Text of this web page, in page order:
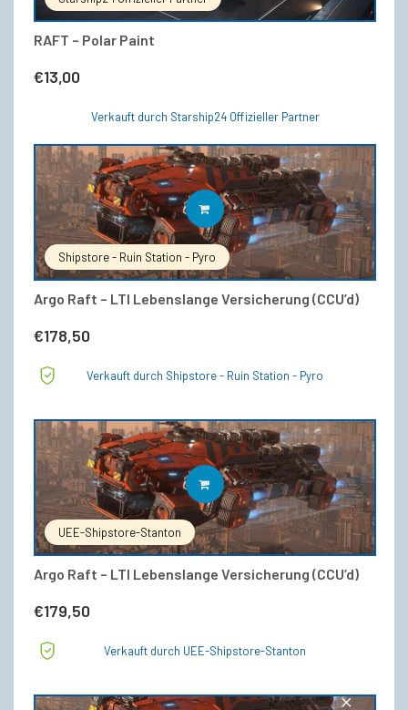
RAFT – Polar Paint
€13,00
Verkauft durch Starship24 Offizieller Partner
Shipstore - Ruin Station - Pyro
Argo Raft – LTI Lebenslange Versicherung (CCU’d)
€178,50
IN DEN WARENKORB
Verkauft durch Shipstore - Ruin Station - Pyro
UEE-Shipstore-Stanton
Argo Raft – LTI Lebenslange Versicherung (CCU’d)
€179,50
IN DEN WARENKORB
Verkauft durch UEE-Shipstore-Stanton